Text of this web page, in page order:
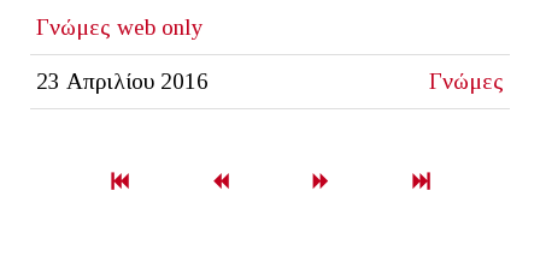
Γνώμες web only
23 Απριλίου 2016 Γνώμες